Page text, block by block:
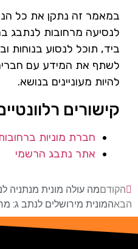
במאמר זה נתקן את כל
לנסיעה מרחובות לנתבג
ביד, תוכל לנסוע בנוחות
לשתף את המידע עם
להיות מעוניינים בנושא.
קישורים
חברת מוניות
אתר נתבג הרשמי
הקודםמה עולה מונית מנתניה
הבאהמונית מירושלים לנתב ג: